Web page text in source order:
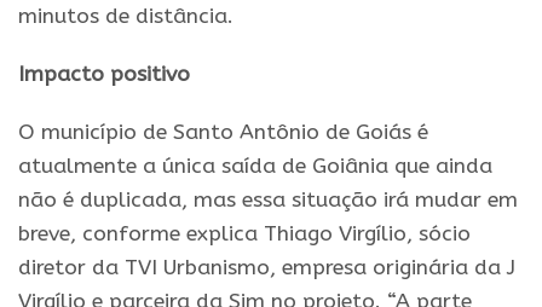
minutos de distância.
Impacto positivo
O município de Santo Antônio de Goiás é
atualmente a única saída de Goiânia que ainda
não é duplicada, mas essa situação irá mudar em
breve, conforme explica Thiago Virgílio, sócio
diretor da TVI Urbanismo, empresa originária da J
Virgílio e parceira da Sim no projeto. “A parte